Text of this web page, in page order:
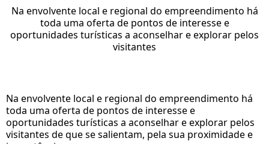
Na envolvente local e regional do empreendimento há
toda uma oferta de pontos de interesse e
oportunidades turísticas a aconselhar e explorar pelos
visitantes
Na envolvente local e regional do empreendimento há
toda uma oferta de pontos de interesse e
oportunidades turísticas a aconselhar e explorar pelos
visitantes de que se salientam, pela sua proximidade e